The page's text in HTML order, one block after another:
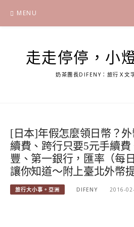
content
MENU
走走停停，小
奶茶團長DIFENY：旅行Ｘ文
[日本]年假怎麼領日幣？
續費、跨行只要5元手續
豐、第一銀行，匯率（每
讓你知道～附上臺北外幣
旅行大小事。亞洲 DIFENY 2016-